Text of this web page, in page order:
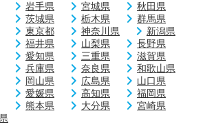
岩手県 宮城県
秋田県
茨城県 栃木県
群馬県
東京都 神奈川県
新潟県
福井県 山梨県
長野県
愛知県 三重県
滋賀県
兵庫県 奈良県
和歌山県
岡山県 広島県
山口県
愛媛県 高知県
福岡県
熊本県 大分県
宮崎県